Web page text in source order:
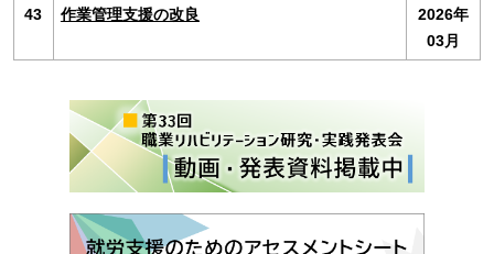
43 作業管理支援の改良
2026年
03月